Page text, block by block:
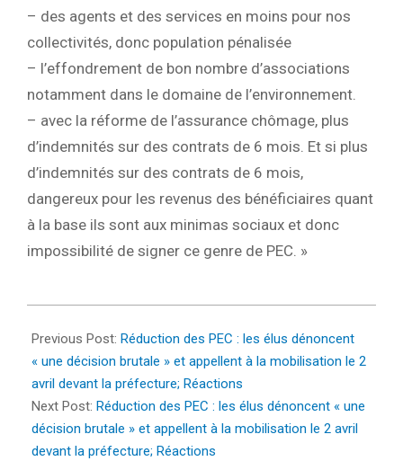
– des agents et des services en moins pour nos
collectivités, donc population pénalisée
– l’effondrement de bon nombre d’associations
notamment dans le domaine de l’environnement.
– avec la réforme de l’assurance chômage, plus
d’indemnités sur des contrats de 6 mois. Et si plus
d’indemnités sur des contrats de 6 mois,
dangereux pour les revenus des bénéficiaires quant
à la base ils sont aux minimas sociaux et donc
impossibilité de signer ce genre de PEC. »
03-
27
Previous Post: Réduction des PEC : les élus dénoncent
« une décision brutale » et appellent à la mobilisation le 2
avril devant la préfecture; Réactions
Next Post: Réduction des PEC : les élus dénoncent « une
décision brutale » et appellent à la mobilisation le 2 avril
devant la préfecture; Réactions